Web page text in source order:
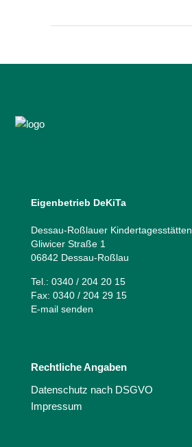
Eigenbetrieb DeKiTa
Dessau-Roßlauer Kindertagesstätten
Gliwicer Straße 1
06842 Dessau-Roßlau
Tel.: 0340 / 204 20 15
Fax: 0340 / 204 29 15
E-mail senden
Rechtliche Angaben
Datenschutz nach DSGVO
Impressum